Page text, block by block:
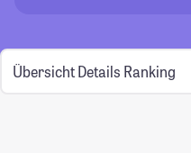
Übersicht Details Ranking